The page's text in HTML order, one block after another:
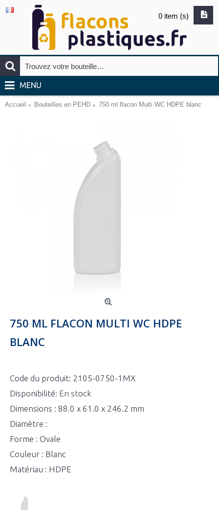
0 item (s)
MENU
Accueil Bouteilles en PEHD 750 ml flacon Multi WC HDPE blanc
750 ML FLACON MULTI WC HDPE
BLANC
Code du produit: 2105-0750-1MX
Disponibilité: En stock
Dimensions : 88.0 x 61.0 x 246.2 mm
Diamètre :
Forme : Ovale
Couleur : Blanc
Matériau : HDPE